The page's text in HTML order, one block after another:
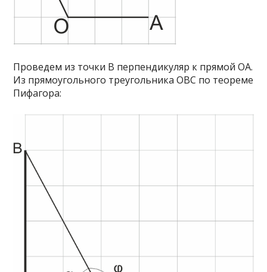
Проведем из точки В перпендикуляр к прямой ОА.
Из прямоугольного треугольника ОВС по теореме
Пифагора: